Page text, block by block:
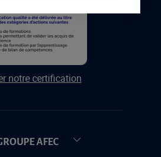
notre certification
AFEC